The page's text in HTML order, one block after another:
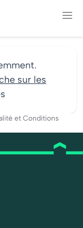
sur les
et Conditions